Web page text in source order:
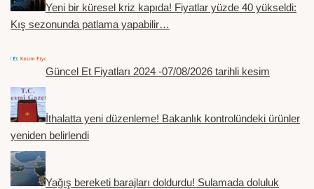
Yeni bir küresel kriz kapıda! Fiyatlar yüzde 40 yükseldi:
Kış sezonunda patlama yapabilir…
Güncel Et Fiyatları 2024 -07/08/2026 tarihli kesim
İthalatta yeni düzenleme! Bakanlık kontrolündeki ürünler
yeniden belirlendi
Yağış bereketi barajları doldurdu! Sulamada doluluk